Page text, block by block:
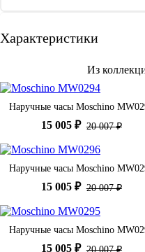
Характеристики
Из
Наручные часы Moschino
15 005 ₽ 20 007 ₽
Наручные часы Moschino
15 005 ₽ 20 007 ₽
Наручные часы Moschino
15 005 ₽ 20 007 ₽